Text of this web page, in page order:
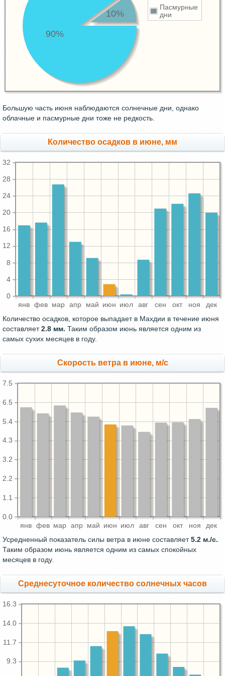
Пасмурные
дни
90%
10%
Большую часть июня наблюдаются солнечные дни, однако
облачные и пасмурные дни тоже не редкость.
Количество осадков в июне, мм
янв фев мар апр май июн июл авг сен окт ноя дек
0
4
8
12
16
20
24
28
32
Количество осадков, которое выпадает в Махдии в течение июня
составляет2.8 мм. Таким образом июнь является одним из
самых сухих месяцев в году.
Скорость ветра в июне, м/с
янв фев мар апр май июн июл авг сен окт ноя дек
0.0
1.1
2.2
3.2
4.3
5.4
6.5
7.5
Усредненный показатель силы ветра в июне составляет5.2 м./с.
Таким образом июнь является одним из самых спокойных
месяцев в году.
Среднесуточное количество солнечных часов
9.3
11.7
14.0
16.3